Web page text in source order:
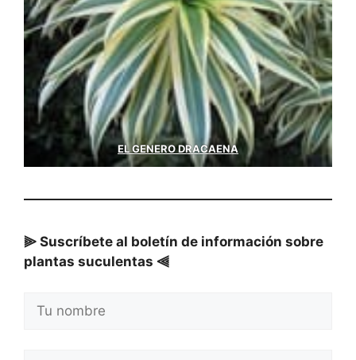
EL GENERO DRACAENA
⫸ Suscríbete al boletín de información sobre
plantas suculentas ⫷